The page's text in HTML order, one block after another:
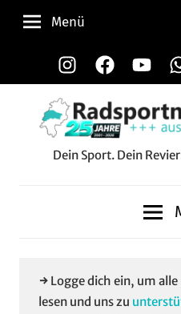
Zum
Inhalt
InstagramFacebook
Menü
Dein Sport. Dein
→ Logge dich ein, um
lesen und uns zu